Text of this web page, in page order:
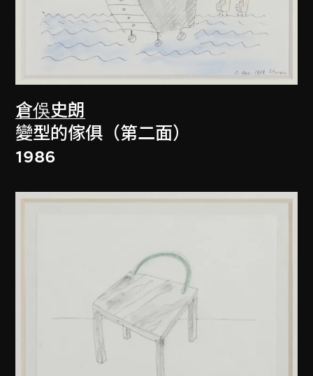
倉俁史朗
變型的傢俱（第二面）
1986